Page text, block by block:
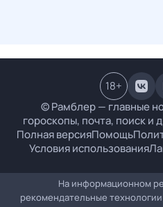
© Рамблер — главные
гороскопы, почта, поиск и
Полная версияПомощь
Условия использования
18+
На информационном
рекомендательные технологии